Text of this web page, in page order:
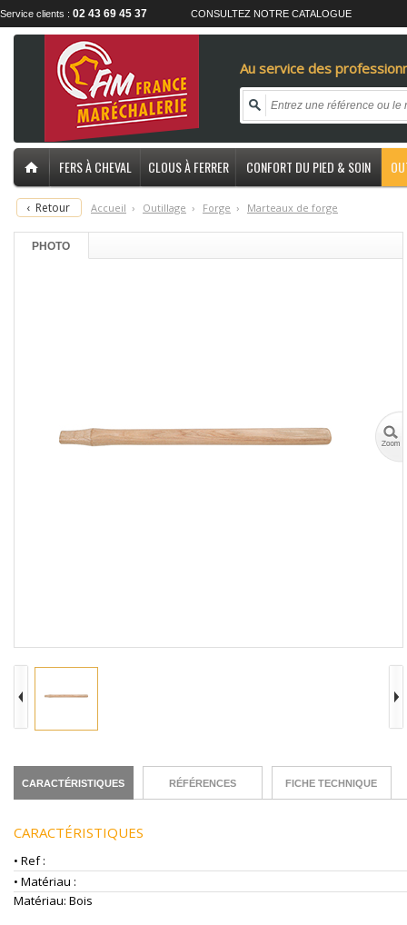
Service clients : 02 43 69 45 37 CONSULTEZ NOTRE CATALOGUE
Au service des
FERS À CHEVAL CLOUS À FERRER CONFORT DU PIED & SOIN
‹ Retour Accueil › Outillage › Forge › Marteaux de forge
PHOTO
CARACTÉRISTIQUES RÉFÉRENCES FICHE TECHNIQUE
CARACTÉRISTIQUES
• Ref :
• Matériau :
Matériau: Bois